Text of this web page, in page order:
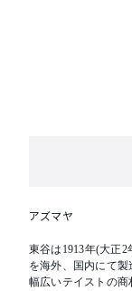
アズマヤ
東谷は1913年(大正2年)創業の
を海外、国内にて製
幅広いテイストの商材があります。 雑